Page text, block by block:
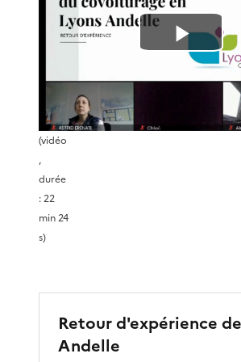
L
i
r
v
i
(vidéo
,
durée
: 22
min 24
s)
Retour d'expérience
Andelle